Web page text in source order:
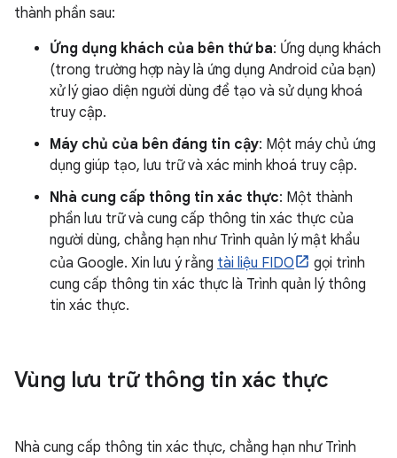
thành phần sau:
Ứng dụng khách của bên thứ ba: Ứng dụng khách
(trong trường hợp này là ứng dụng Android của bạn)
xử lý giao diện người dùng để tạo và sử dụng khoá
truy cập.
Máy chủ của bên đáng tin cậy: Một máy chủ ứng
dụng giúp tạo, lưu trữ và xác minh khoá truy cập.
Nhà cung cấp thông tin xác thực: Một thành
phần lưu trữ và cung cấp thông tin xác thực của
người dùng, chẳng hạn như Trình quản lý mật khẩu
của Google. Xin lưu ý rằng tài liệu FIDO
gọi trình
cung cấp thông tin xác thực là Trình quản lý thông
tin xác thực.
Vùng lưu trữ thông tin xác thực
Nhà cung cấp thông tin xác thực, chẳng hạn như Trình